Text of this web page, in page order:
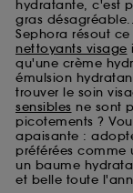
hydratante, c'est
gras
Sephora résout
nettoyants visage
qu'une crème
émulsion
trouver le soin
sensibles ne sont
picotements ?
apaisante :
préférées comme
un baume
et belle toute
Cookies
ils nous
fraudes
usurpations
Cookies
permettant
certaines
cookies
vous faire
prolongée